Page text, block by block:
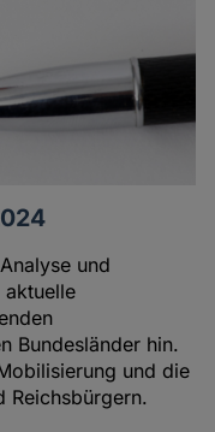
und
aktuelle
Bundesländer hin.
und die
Reichsbürgern.